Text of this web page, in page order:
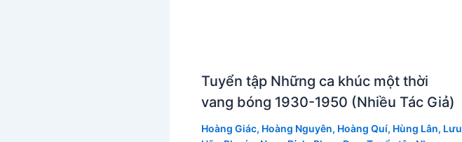
Tuyển tập Những ca khúc một thời
vang bóng 1930-1950 (Nhiều Tác Giả)
Hoàng Giác, Hoàng Nguyên, Hoàng Quí, Hùng Lân, Lưu